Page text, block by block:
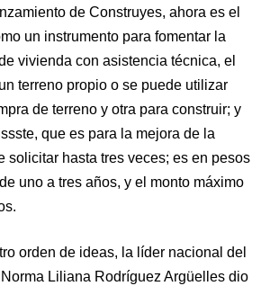
de Construyes, ahora es el
un instrumento para fomentar la
vivienda con asistencia técnica, el
terreno propio o se puede utilizar
de terreno y otra para construir; y
que es para la mejora de la
solicitar hasta tres veces; es en pesos
uno a tres años, y el monto máximo
orden de ideas, la líder nacional del
Liliana Rodríguez Argüelles dio